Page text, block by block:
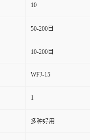
10
50-200目
10-200目
WFJ-15
1
多种好用